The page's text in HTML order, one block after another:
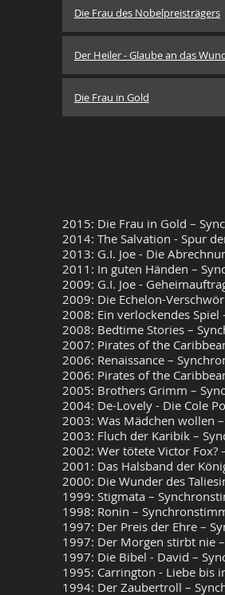
Die Frau des Nobelpreisträgers
Der Heiler - Glaube an das
Die Frau in Gold
2015: Die Frau in Gold –
2014: The Salvation - Spur
2013: G.I. Joe - Die
2011: In guten Händen –
2009: G.I. Joe -
2009: Die Echelon-
2008: Ein verlockendes
2008: Bedtime Stories –
2007: Pirates of the
2006: Renaissance –
2006: Pirates of the
2005: Brothers Grimm –
2004: De-Lovely - Die Cole
2003: Was Mädchen wollen
2003: Fluch der Karibik –
2002: Wer tötete Victor Fox?
2001: Das Halsband der
2000: Die Wunder des
1999: Stigmata –
1998: Ronin –
1997: Der Preis der Ehre –
1997: Der Morgen stirbt nie
1997: Die Bibel - David –
1995: Carrington - Liebe bis
1994: Der Zaubertroll –